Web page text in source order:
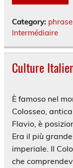
Category:
Intermédiaire
Culture
È famoso nel
Colosseo,
Flavio, è
Era il più
imperiale. Il
che